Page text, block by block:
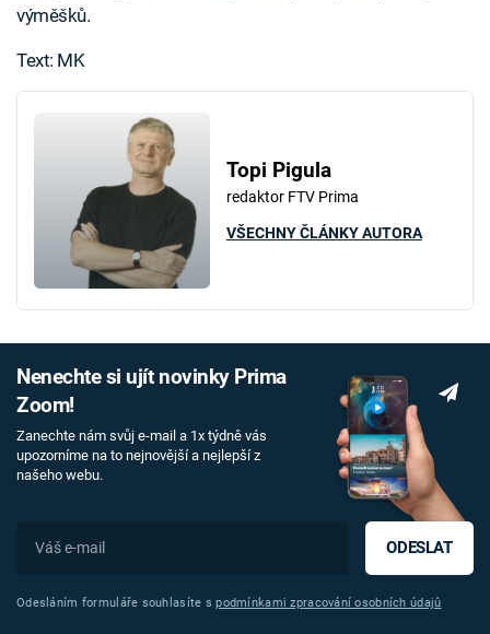
výměšků.
Text: MK
Topi Pigula
redaktor FTV Prima
VŠECHNY ČLÁNKY AUTORA
Nenechte si ujít novinky Prima
Zoom!
Zanechte nám svůj e-mail a 1x týdně vás
upozorníme na to nejnovější a nejlepší z
našeho webu.
ODESLAT
Odesláním formuláře souhlasíte spodmínkami zpracování osobních údajů